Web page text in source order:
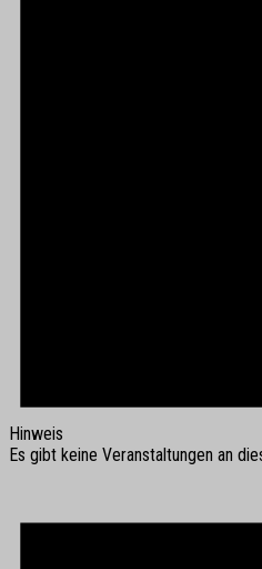
Hinweis
Es gibt keine Veranstaltungen an